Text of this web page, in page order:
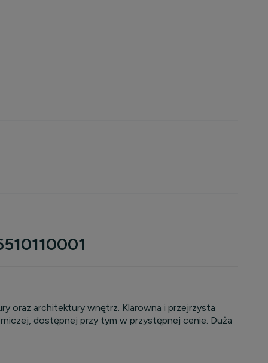
oraz architektury wnętrz. Klarowna i przejrzysta
dostępnej przy tym w przystępnej cenie. Duża